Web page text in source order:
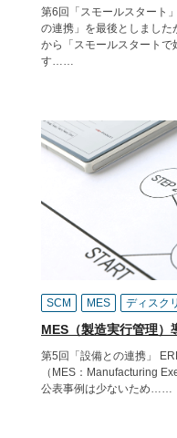
第6回「スモールスタート
の連携」を最後としました
から「スモールスタートで
す……
SCM MES ディスク
MES（製造実行管理
第5回「設備との連携」
（MES：Manufacturing
公表事例は少ないため……